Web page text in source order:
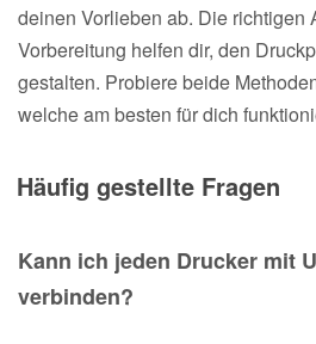
deinen Vorlieben ab. Die richtigen
Vorbereitung helfen dir, den
gestalten. Probiere beide
welche am besten für dich
Häufig gestellte Fragen
Kann ich jeden Drucker mit
verbinden?